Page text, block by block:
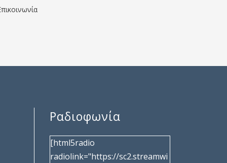
Ραδιοφωνία
[html5radio
radiolink="https://sc2.streamwi